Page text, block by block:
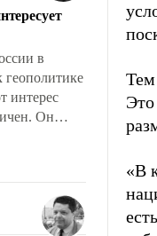
в
геополитике
интерес
Он
опытом
на порог
Тем
Это
«В